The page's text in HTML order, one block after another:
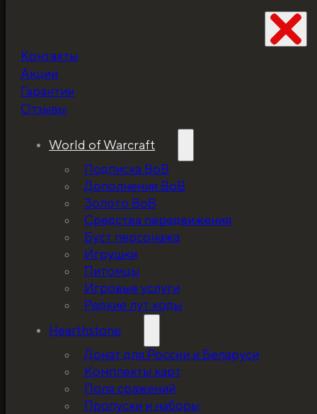
Контакты
Акции
Гарантии
Отзывы
World of Warcraft
Подписка ВоВ
Дополнения ВоВ
Золото ВоВ
Средства передвижения
Буст персонажа
Игрушки
Питомцы
Игровые услуги
Редкие лут коды
Hearthstone
Донат для России и Беларуси
Комплекты карт
Поля сражений
Пропуски и наборы